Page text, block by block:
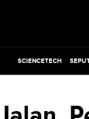
SCIENCETECH